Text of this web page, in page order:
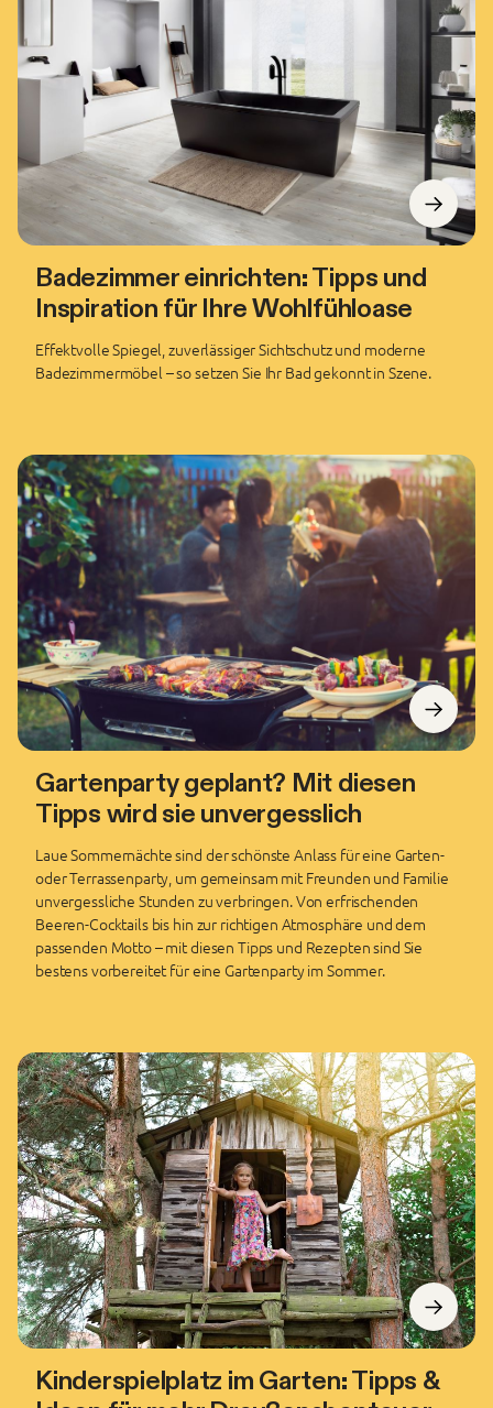
Badezimmer einrichten: Tipps und
Inspiration für Ihre Wohlfühloase
Effektvolle Spiegel, zuverlässiger Sichtschutz und moderne
Badezimmermöbel – so setzen Sie Ihr Bad gekonnt in Szene.
Gartenparty geplant? Mit diesen
Tipps wird sie unvergesslich
Laue Sommernächte sind der schönste Anlass für eine Garten-
oder Terrassenparty, um gemeinsam mit Freunden und Familie
unvergessliche Stunden zu verbringen. Von erfrischenden
Beeren-Cocktails bis hin zur richtigen Atmosphäre und dem
passenden Motto – mit diesen Tipps und Rezepten sind Sie
bestens vorbereitet für eine Gartenparty im Sommer.
Kinderspielplatz im Garten: Tipps &